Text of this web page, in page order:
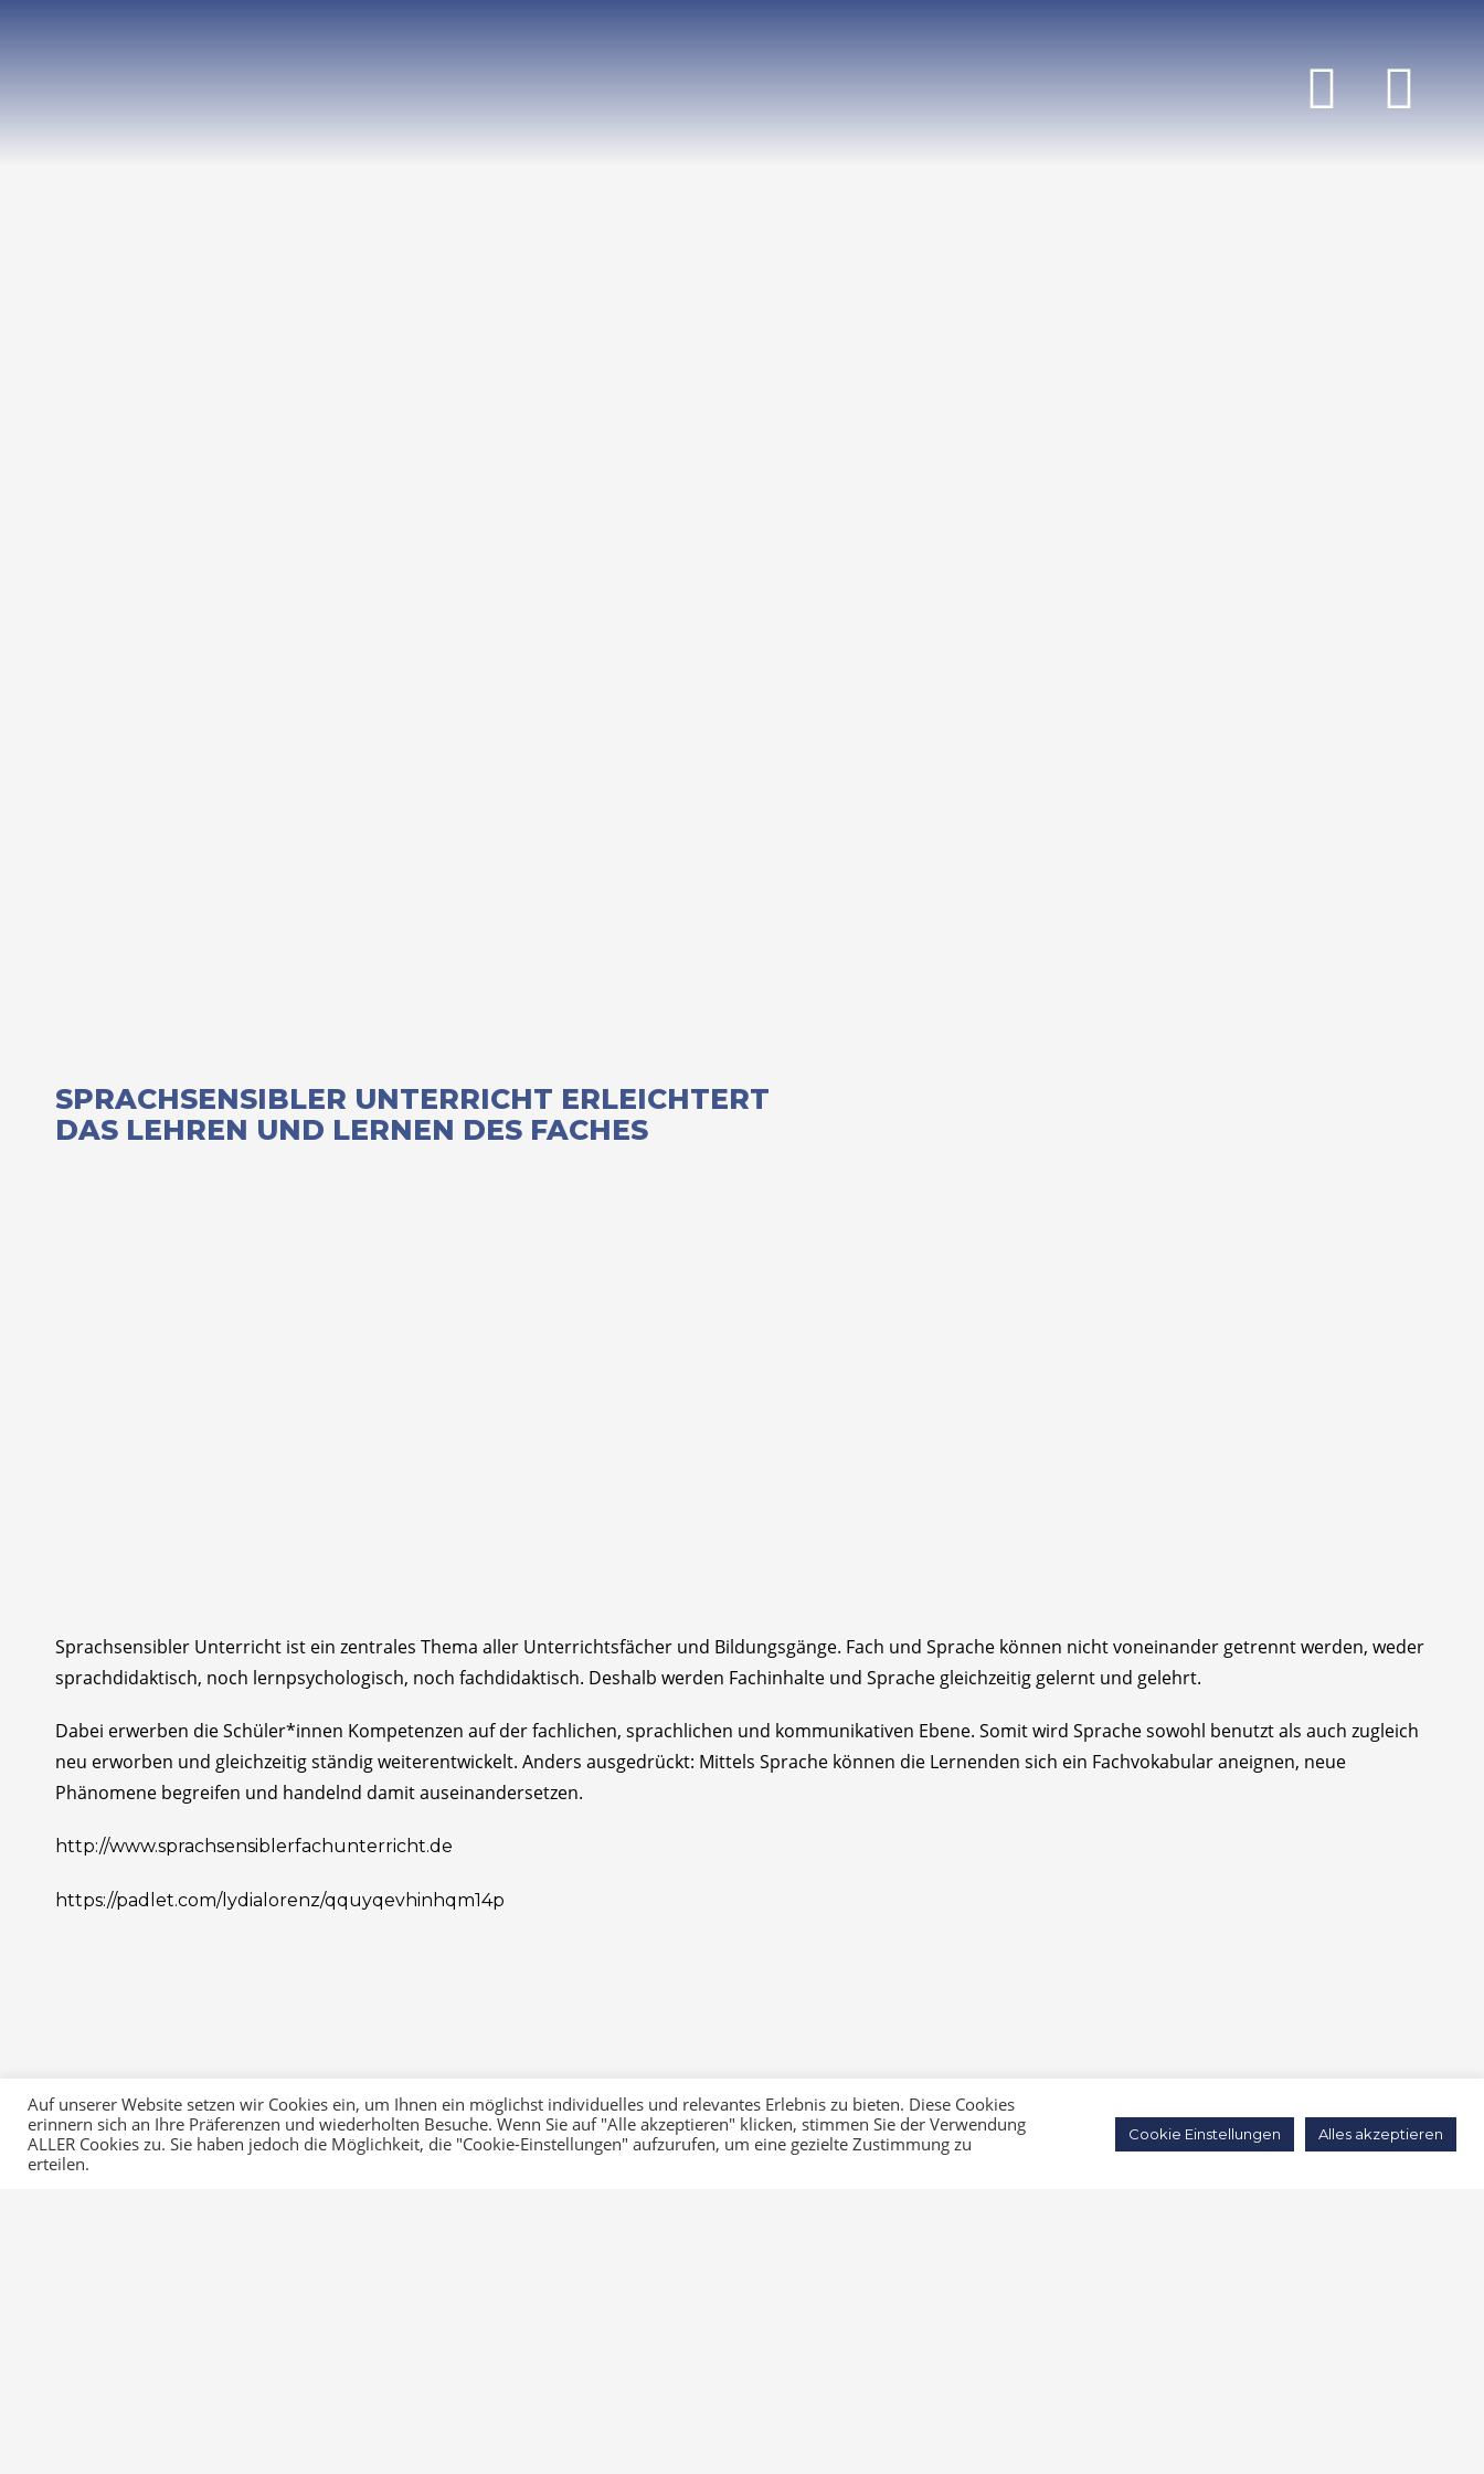
SPRACHSENSIBLER UNTERRICHT ERLEICHTERT
DAS LEHREN UND LERNEN DES FACHES
Sprachsensibler Unterricht ist ein zentrales Thema aller Unterrichtsfächer und Bildungsgänge. Fach und Sprache können nicht voneinander getrennt werden, weder
sprachdidaktisch, noch lernpsychologisch, noch fachdidaktisch. Deshalb werden Fachinhalte und Sprache gleichzeitig gelernt und gelehrt.
Dabei erwerben die Schüler*innen Kompetenzen auf der fachlichen, sprachlichen und kommunikativen Ebene. Somit wird Sprache sowohl benutzt als auch zugleich
neu erworben und gleichzeitig ständig weiterentwickelt. Anders ausgedrückt: Mittels Sprache können die Lernenden sich ein Fachvokabular aneignen, neue
Phänomene begreifen und handelnd damit auseinandersetzen.
http://www.sprachsensiblerfachunterricht.de
https://padlet.com/lydialorenz/qquyqevhinhqm14p
Impressum
Auf unserer Website setzen wir Cookies ein, um Ihnen ein möglichst individuelles und relevantes Erlebnis zu bieten. Diese Cookies
erinnern sich an Ihre Präferenzen und wiederholten Besuche. Wenn Sie auf "Alle akzeptieren" klicken, stimmen Sie der Verwendung
ALLER Cookies zu. Sie haben jedoch die Möglichkeit, die "Cookie-Einstellungen" aufzurufen, um eine gezielte Zustimmung zu
erteilen.
Cookie Einstellungen Alles akzeptieren